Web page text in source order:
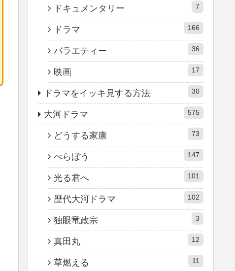
ドキュメンタリー 7
ドラマ 166
バラエティー 36
映画 17
ドラマをイッキ見する方法 30
大河ドラマ 575
どうする家康 73
べらぼう 147
光る君へ 101
歴代大河ドラマ 102
独眼竜政宗 3
真田丸 12
草燃える 11